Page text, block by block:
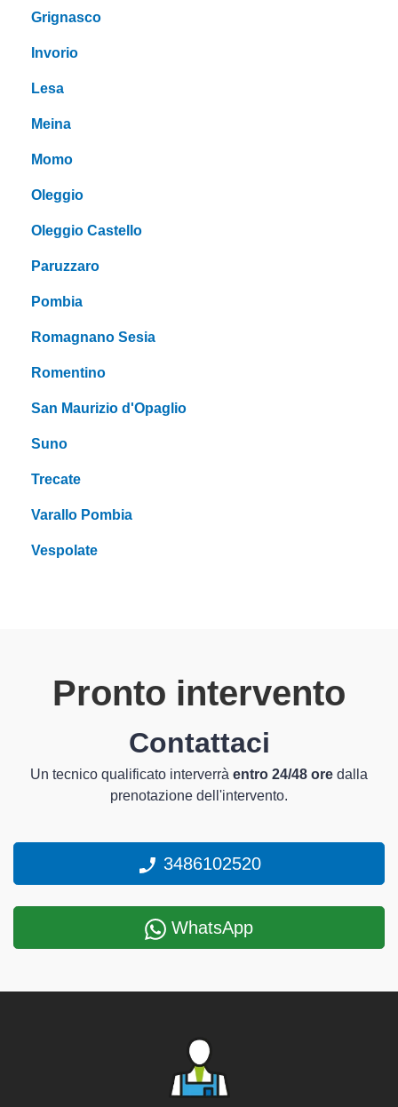
Grignasco
Invorio
Lesa
Meina
Momo
Oleggio
Oleggio Castello
Paruzzaro
Pombia
Romagnano Sesia
Romentino
San Maurizio d'Opaglio
Suno
Trecate
Varallo Pombia
Vespolate
Pronto intervento
Contattaci
Un tecnico qualificato interverrà entro 24/48 ore dalla
prenotazione dell'intervento.
3486102520
WhatsApp